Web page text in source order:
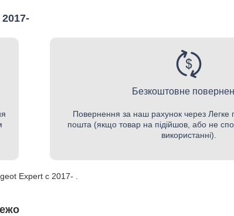
Безкоштовне
Повернення за наш рахунок через Легке
пошта (якщо товар на підійшов, або не
використанні).
Expert с 2017- .